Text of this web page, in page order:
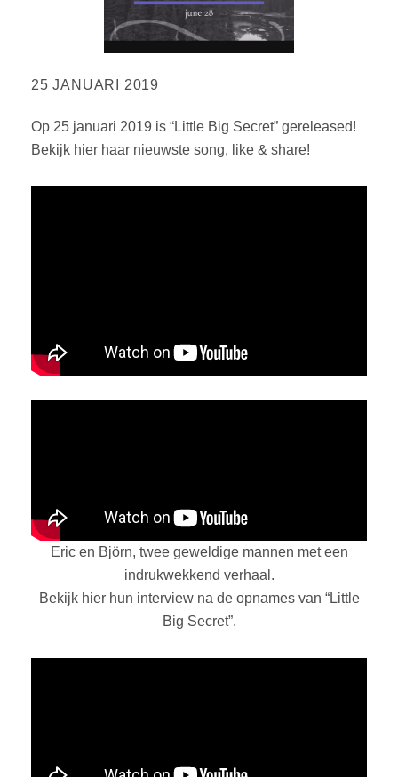
25 JANUARI 2019
Op 25 januari 2019 is “Little Big Secret” gereleased!
Bekijk hier haar nieuwste song, like & share!
Eric en Björn, twee geweldige mannen met een
indrukwekkend verhaal.
Bekijk hier hun interview na de opnames van “Little
Big Secret”.